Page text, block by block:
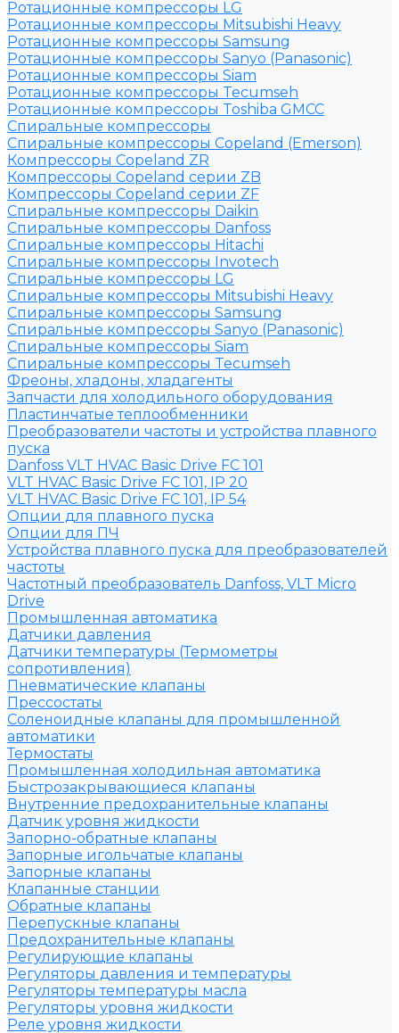
Ротационные компрессоры LG
Ротационные компрессоры Mitsubishi Heavy
Ротационные компрессоры Samsung
Ротационные компрессоры Sanyo (Panasonic)
Ротационные компрессоры Siam
Ротационные компрессоры Tecumseh
Ротационные компрессоры Toshiba GMCC
Спиральные компрессоры
Спиральные компрессоры Copeland (Emerson)
Компрессоры Copeland ZR
Компрессоры Copeland серии ZB
Компрессоры Copeland серии ZF
Спиральные компрессоры Daikin
Спиральные компрессоры Danfoss
Спиральные компрессоры Hitachi
Спиральные компрессоры Invotech
Спиральные компрессоры LG
Спиральные компрессоры Mitsubishi Heavy
Спиральные компрессоры Samsung
Спиральные компрессоры Sanyo (Panasonic)
Спиральные компрессоры Siam
Спиральные компрессоры Tecumseh
Фреоны, хладоны, хладагенты
Запчасти для холодильного оборудования
Пластинчатые теплообменники
Преобразователи частоты и устройства плавного
пуска
Danfoss VLT HVAC Basic Drive FC 101
VLT HVAC Basic Drive FC 101, IP 20
VLT HVAC Basic Drive FC 101, IP 54
Опции для плавного пуска
Опции для ПЧ
Устройства плавного пуска для преобразователей
частоты
Частотный преобразователь Danfoss, VLT Micro
Drive
Промышленная автоматика
Датчики давления
Датчики температуры (Термометры
сопротивления)
Пневматические клапаны
Прессостаты
Соленоидные клапаны для промышленной
автоматики
Термостаты
Промышленная холодильная автоматика
Быстрозакрывающиеся клапаны
Внутренние предохранительные клапаны
Датчик уровня жидкости
Запорно-обратные клапаны
Запорные игольчатые клапаны
Запорные клапаны
Клапанные станции
Обратные клапаны
Перепускные клапаны
Предохранительные клапаны
Регулирующие клапаны
Регуляторы давления и температуры
Регуляторы температуры масла
Регуляторы уровня жидкости
Реле уровня жидкости